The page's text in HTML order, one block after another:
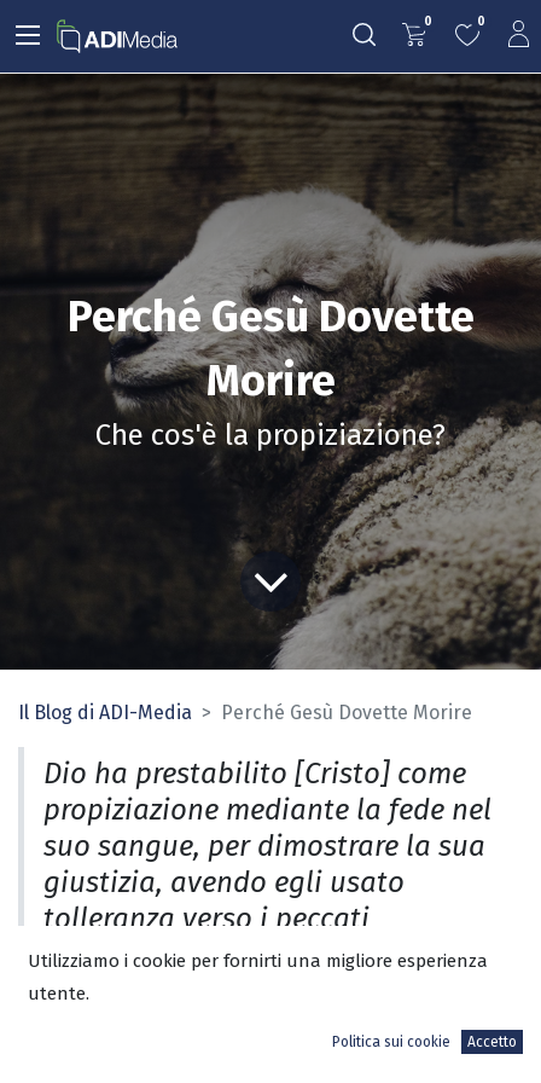
0 0
Perché Gesù Dovette
Morire
Che cos'è la propiziazione?
Il Blog di ADI-Media Perché Gesù Dovette Morire
Dio ha prestabilito [Cristo] come
propiziazione mediante la fede nel
suo sangue, per dimostrare la sua
giustizia, avendo egli usato
tolleranza verso i peccati
commessi in passato, al tempo
della sua divina pazienza.
Utilizziamo i cookie per fornirti una migliore esperienza
utente.
Politica sui cookie Accetto